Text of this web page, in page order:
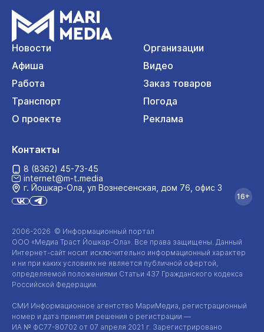
Новости
Организации
Афиша
Видео
Работа
Заказ товаров
Транспорт
Погода
О проекте
Реклама
2006-2026 © Информационный портал
ООО «Медиа Траст Йошкар-Ола». Все права защищены. Данный
Интернет-сайт носит исключительно информационный характер
и ни при каких условиях не является публичной офертой,
определяемой положениями Статьи 437 Гражданского кодекса
Российской Федерации.
СМИ Информационное агентство МариМедиа, регистрационный
номер и дата принятия решения о регистрации —
ИА № ФС77-80702 от 07 апреля 2021 г. Зарегистрировано
Контакты
8 (8362) 45-73-45
internet@m-t.media
г. Йошкар‑Ола, ул Вознесенская, дом 76, офис 3
16+